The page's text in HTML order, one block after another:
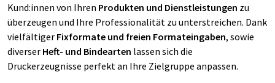
Kund:innen von Ihren Produkten und Dienstleistungen zu
überzeugen und Ihre Professionalität zu unterstreichen. Dank
vielfältiger Fixformate und freien Formateingaben, sowie
diverser Heft- und Bindearten lassen sich die
Druckerzeugnisse perfekt an Ihre Zielgruppe anpassen.